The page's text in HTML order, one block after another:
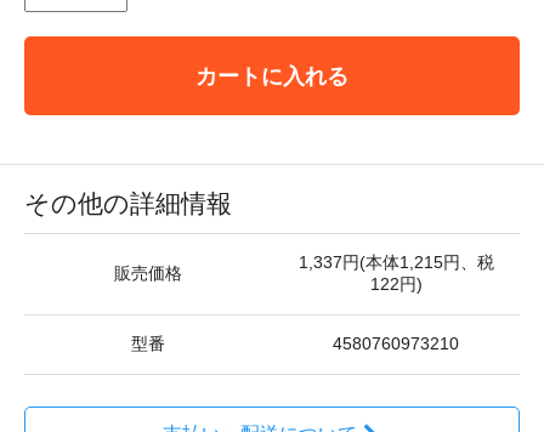
カートに入れる
その他の詳細情報
販売価格
1,337円(本体1,215円、税
122円)
型番 4580760973210